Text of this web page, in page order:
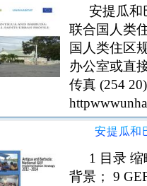
安提瓜和
联合国人类
国人类住区
办公室或直
传真 (254
1 目录
背景； 9